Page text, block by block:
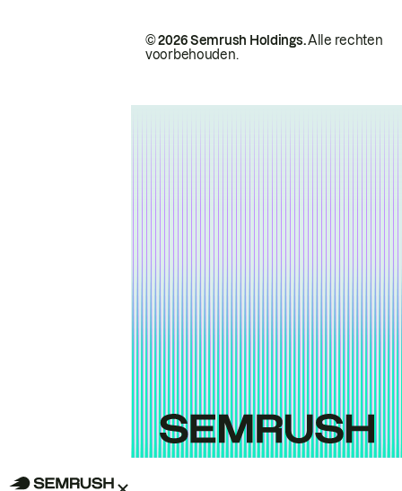
© 2026 Semrush Holdings.Alle rechten
voorbehouden.